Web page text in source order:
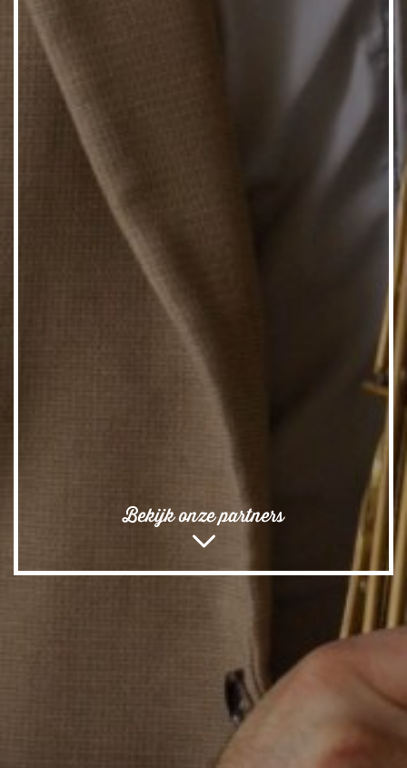
Bekijk onze partners